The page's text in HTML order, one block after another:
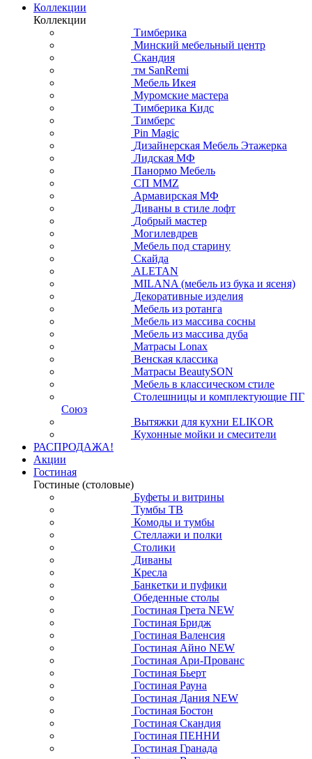
Коллекции
Коллекции
Тимберика
Минский мебельный центр
Скандия
тм SanRemi
Мебель Икея
Муромские мастера
Тимберика Кидс
Тимберс
Pin Magic
Дизайнерская Мебель Этажерка
Лидская МФ
Панормо Мебель
СП ММZ
Армавирская МФ
Диваны в стиле лофт
Добрый мастер
Могилевдрев
Мебель под старину
Скайда
ALETAN
MILANA (мебель из бука и ясеня)
Декоративные изделия
Мебель из ротанга
Мебель из массива сосны
Мебель из массива дуба
Матрасы Lonax
Венская классика
Матрасы BeautySON
Мебель в классическом стиле
Столешницы и комплектующие ПГ
Союз
Вытяжки для кухни ELIKOR
Кухонные мойки и смесители
РАСПРОДАЖА!
Акции
Гостиная
Гостиные (столовые)
Буфеты и витрины
Тумбы ТВ
Комоды и тумбы
Стеллажи и полки
Столики
Диваны
Кресла
Банкетки и пуфики
Обеденные столы
Гостиная Грета NEW
Гостиная Бридж
Гостиная Валенсия
Гостиная Айно NEW
Гостиная Ари-Прованс
Гостиная Бьерт
Гостиная Рауна
Гостиная Дания NEW
Гостиная Бостон
Гостиная Скандия
Гостиная ПЕННИ
Гостиная Гранада